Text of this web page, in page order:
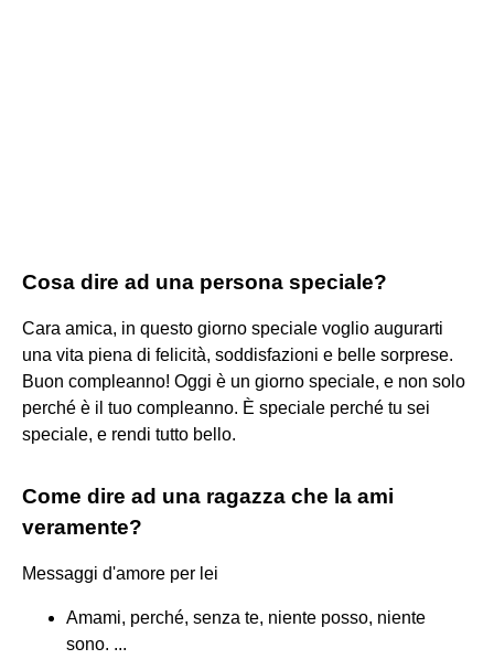
Cosa dire ad una persona speciale?
Cara amica, in questo giorno speciale voglio augurarti
una vita piena di felicità, soddisfazioni e belle sorprese.
Buon compleanno! Oggi è un giorno speciale, e non solo
perché è il tuo compleanno. È speciale perché tu sei
speciale, e rendi tutto bello.
Come dire ad una ragazza che la ami
veramente?
Messaggi d'amore per lei
Amami, perché, senza te, niente posso, niente
sono. ...